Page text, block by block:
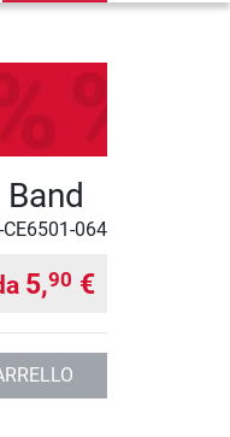
CE6501-064
5,90 €